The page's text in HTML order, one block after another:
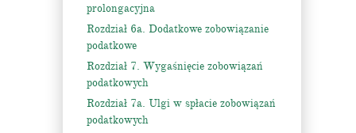
prolongacyjna
Rozdział 6a. Dodatkowe zobowiązanie
podatkowe
Rozdział 7. Wygaśnięcie zobowiązań
podatkowych
Rozdział 7a. Ulgi w spłacie zobowiązań
podatkowych